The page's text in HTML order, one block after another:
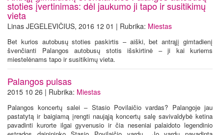
stoties įvertinimas: dėl jaukumo ji tapo ir susitikimų
vieta
Linas JEGELEVIČIUS, 2016 12 01 | Rubrika: Miestas
Bet kurios autobusų stoties paskirtis – aiški, bet antrąjį gimtadienį
švenčianti Palangos autobusų stotis išskirtinė – ji kai kuriems
miestelėnams tapo ir susitikimų vieta.
Palangos pulsas
2015 10 26 | Rubrika: Miestas
Palangos koncertų salei – Stasio Povilaičio vardas? Palangoje jau
pastatytą ir baigiamą įrengti naująją koncertų salę savivaldybė ketina
pavadinti kurorte ilgai gyvenusio ir čia neseniai palaidoto legendinio